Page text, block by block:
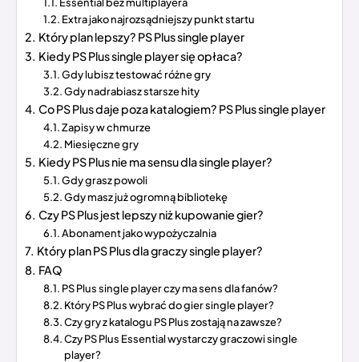
Extra jako najrozsądniejszy punkt startu
Który plan lepszy? PS Plus single player
Kiedy PS Plus single player się opłaca?
Gdy lubisz testować różne gry
Gdy nadrabiasz starsze hity
Co PS Plus daje poza katalogiem? PS Plus single player
Zapisy w chmurze
Miesięczne gry
Kiedy PS Plus nie ma sensu dla single player?
Gdy grasz powoli
Gdy masz już ogromną bibliotekę
Czy PS Plus jest lepszy niż kupowanie gier?
Abonament jako wypożyczalnia
Który plan PS Plus dla graczy single player?
FAQ
PS Plus single player czy ma sens dla fanów?
Który PS Plus wybrać do gier single player?
Czy gry z katalogu PS Plus zostają na zawsze?
Czy PS Plus Essential wystarczy graczowi single
player?